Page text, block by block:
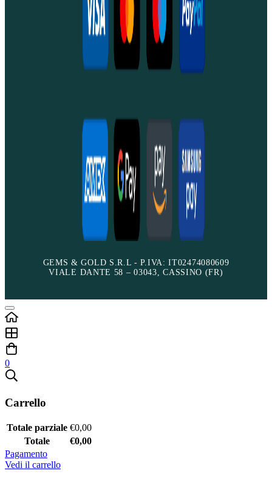
GEMS & GOLD S.R.L - P.IVA: IT02474080609
VIALE DANTE 58 – 03043, CASSINO (FR)
0
Carrello
Totale parziale €0,00
Totale
€0,00
Pagamento
Vedi il carrello